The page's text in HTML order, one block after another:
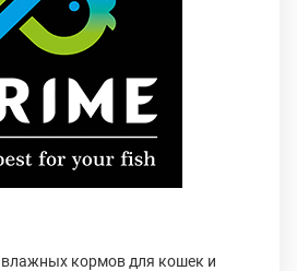
влажных кормов для кошек и